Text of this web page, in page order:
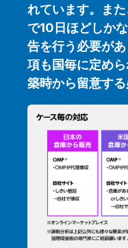
れています。ま
で10日ほどしか
告を行う必要が
項も国毎に定め
築時から留意する